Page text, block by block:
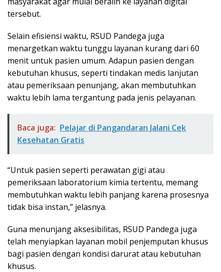
tersebut.
Selain efisiensi waktu, RSUD Pandega juga
menargetkan waktu tunggu layanan kurang dari 60
menit untuk pasien umum. Adapun pasien dengan
kebutuhan khusus, seperti tindakan medis lanjutan
atau pemeriksaan penunjang, akan membutuhkan
waktu lebih lama tergantung pada jenis pelayanan.
Baca juga: Pelajar di Pangandaran Jalani Cek
Kesehatan Gratis
“Untuk pasien seperti perawatan gigi atau
pemeriksaan laboratorium kimia tertentu, memang
membutuhkan waktu lebih panjang karena prosesnya
tidak bisa instan,” jelasnya.
Guna menunjang aksesibilitas, RSUD Pandega juga
telah menyiapkan layanan mobil penjemputan khusus
bagi pasien dengan kondisi darurat atau kebutuhan
khusus.